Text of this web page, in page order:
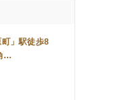
」駅徒歩8
…